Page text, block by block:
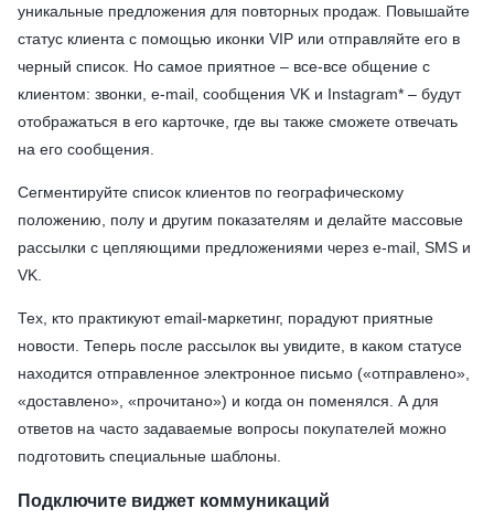
уникальные предложения для повторных продаж. Повышайте
статус клиента с помощью иконки VIP или отправляйте его в
черный список. Но самое приятное – все-все общение с
клиентом: звонки, e-mail, сообщения VK и Instagram* – будут
отображаться в его карточке, где вы также сможете отвечать
на его сообщения.
Сегментируйте список клиентов по географическому
положению, полу и другим показателям и делайте массовые
рассылки с цепляющими предложениями через e-mail, SMS и
VK.
Тех, кто практикуют email-маркетинг, порадуют приятные
новости. Теперь после рассылок вы увидите, в каком статусе
находится отправленное электронное письмо («отправлено»,
«доставлено», «прочитано») и когда он поменялся. А для
ответов на часто задаваемые вопросы покупателей можно
подготовить специальные шаблоны.
Подключите виджет коммуникаций